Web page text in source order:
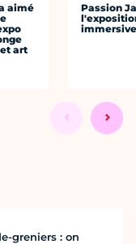
aimé
art
Passion
greniers : on